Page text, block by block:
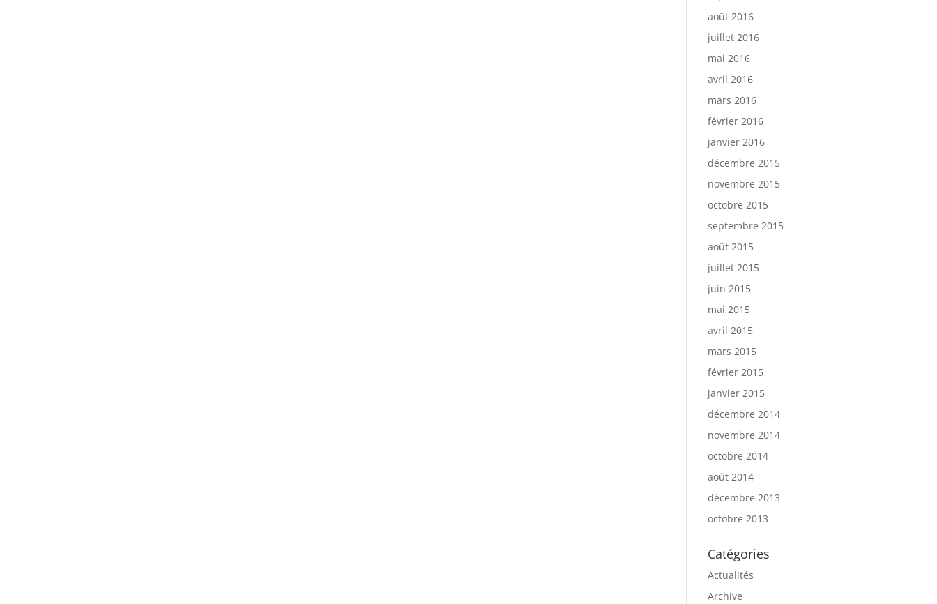
août 2016
juillet 2016
mai 2016
avril 2016
mars 2016
février 2016
janvier 2016
décembre 2015
novembre 2015
octobre 2015
septembre 2015
août 2015
juillet 2015
juin 2015
mai 2015
avril 2015
mars 2015
février 2015
janvier 2015
décembre 2014
novembre 2014
octobre 2014
août 2014
décembre 2013
octobre 2013
Catégories
Actualités
Archive